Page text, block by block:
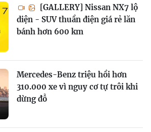
[GALLERY] Nissan NX7 lộ
diện - SUV thuần điện giá rẻ lăn
bánh hơn 600 km
Mercedes-Benz triệu hồi hơn
310.000 xe vì nguy cơ tự trôi khi
dừng đỗ